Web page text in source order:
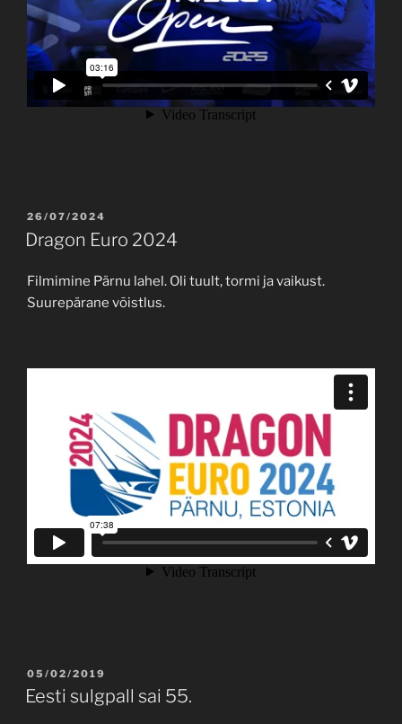
POSTED
ON
26/07/2024
Dragon Euro 2024
Filmimine Pärnu lahel. Oli tuult, tormi ja vaikust.
Suurepärane võistlus.
POSTED
ON
05/02/2019
Eesti sulgpall sai 55.